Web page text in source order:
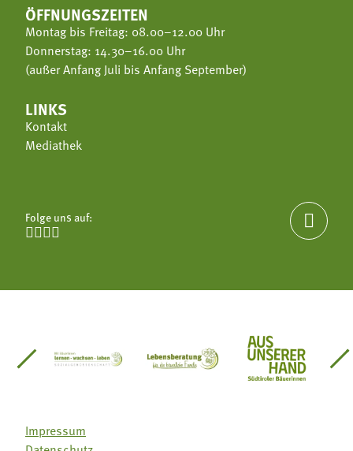
ÖFFNUNGSZEITEN
Montag bis Freitag: 08.00–12.00 Uhr
Donnerstag: 14.30–16.00 Uhr
(außer Anfang Juli bis Anfang September)
LINKS
Kontakt
Mediathek
Folge uns auf:


Südtirol
Gärtnervereinigung
Sozialgenossenschaft Mit Bäuerinnen lernen -
Lebensberatung für dieAus unserer
Impressum